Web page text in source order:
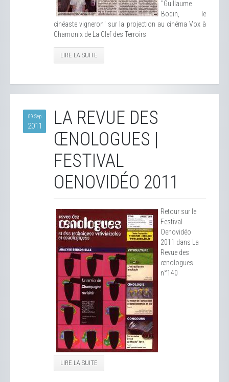
"Guillaume
Bodin, le
cinéaste vigneron" sur la projection au cinéma Vox à
Chamonix de La Clef des Terroirs
LIRE LA SUITE
09 Sep
2011
LA REVUE DES
ŒNOLOGUES |
FESTIVAL
OENOVIDÉO 2011
Retour sur le
Festival
Oenovidéo
2011 dans La
Revue des
œnologues
n°140
LIRE LA SUITE